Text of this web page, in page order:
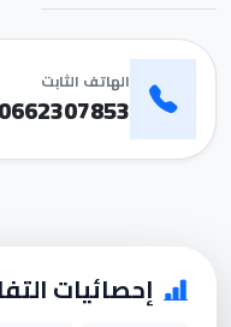
الهاتف الثابت
0662307853
إحصائيات